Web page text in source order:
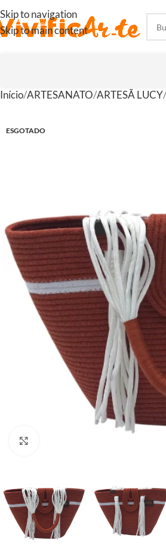
Skip to navigation
Skip to main content
Início ARTESANATO ARTESÃ LUCY
ESGOTADO